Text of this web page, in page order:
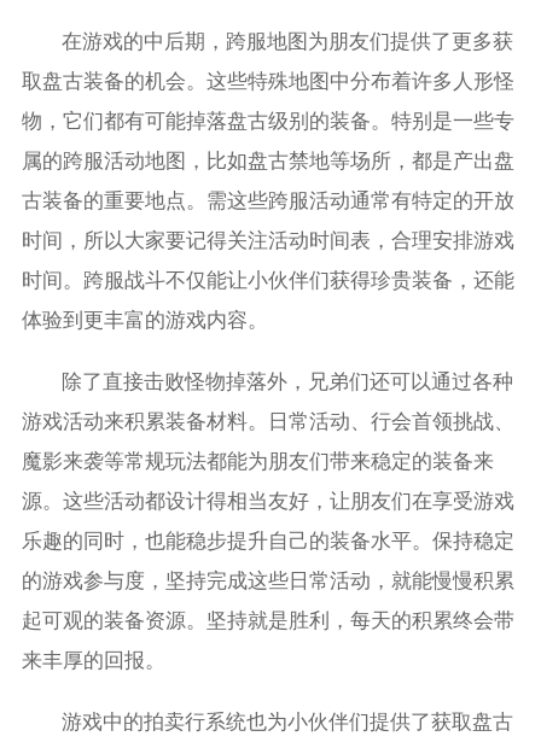
在游戏的中后期，跨服地图为朋友们提供了更多获
取盘古装备的机会。这些特殊地图中分布着许多人形怪
物，它们都有可能掉落盘古级别的装备。特别是一些专
属的跨服活动地图，比如盘古禁地等场所，都是产出盘
古装备的重要地点。需这些跨服活动通常有特定的开放
时间，所以大家要记得关注活动时间表，合理安排游戏
时间。跨服战斗不仅能让小伙伴们获得珍贵装备，还能
体验到更丰富的游戏内容。
除了直接击败怪物掉落外，兄弟们还可以通过各种
游戏活动来积累装备材料。日常活动、行会首领挑战、
魔影来袭等常规玩法都能为朋友们带来稳定的装备来
源。这些活动都设计得相当友好，让朋友们在享受游戏
乐趣的同时，也能稳步提升自己的装备水平。保持稳定
的游戏参与度，坚持完成这些日常活动，就能慢慢积累
起可观的装备资源。坚持就是胜利，每天的积累终会带
来丰厚的回报。
游戏中的拍卖行系统也为小伙伴们提供了获取盘古